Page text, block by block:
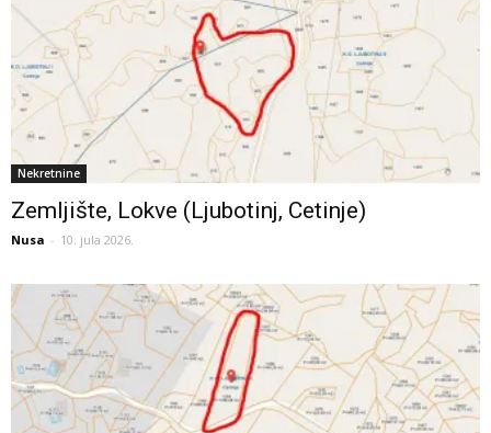
Nekretnine
Zemljište, Lokve (Ljubotinj, Cetinje)
Nusa - 10. jula 2026.